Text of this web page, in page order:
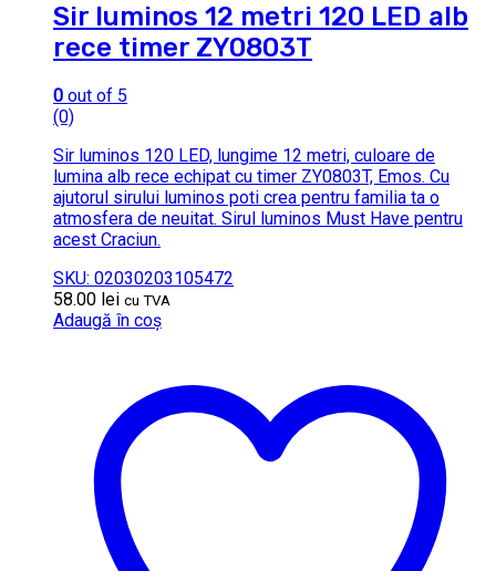
Sir luminos 12 metri 120 LED alb
rece timer ZY0803T
0 out of 5
(0)
Sir luminos 120 LED, lungime 12 metri, culoare de
lumina alb rece echipat cu timer ZY0803T, Emos. Cu
ajutorul sirului luminos poti crea pentru familia ta o
atmosfera de neuitat. Sirul luminos Must Have pentru
acest Craciun.
SKU: 02030203105472
58.00 lei cu TVA
Adaugă în coș